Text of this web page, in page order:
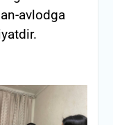
avlodga